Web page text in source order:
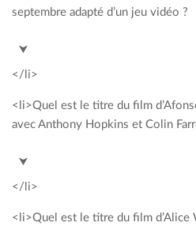
septembre adapté d’un jeu vidéo ?
<span style= »color: #00a2c3;
⮟
</li>
<li>Quel est le titre du film
avec Anthony Hopkins et Colin
<span style= »color: #00a2c3;
⮟
</li>
<li>Quel est le titre du film